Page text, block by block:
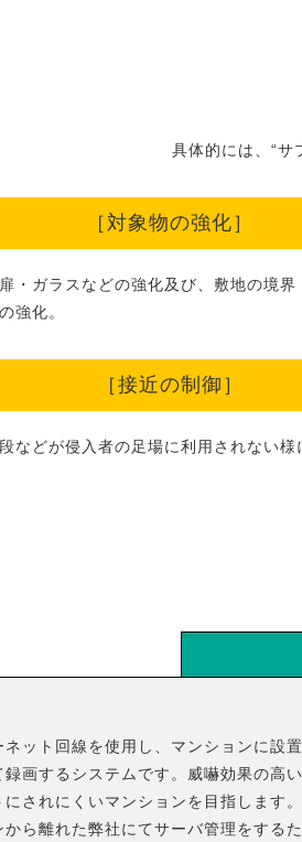
具体的には、“サ
［対象物の強化］
・ガラスなどの強化及び、敷地の境
強化。
［接近の制御］
などが侵入者の足場に利用されない様
ネット回線を使用し、マンションに設
録画するシステムです。威嚇効果の高
にされにくいマンションを目指します
から離れた弊社にてサーバ管理をする